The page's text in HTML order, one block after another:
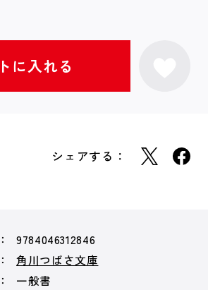
シェアする：
9784046312846
角川つばさ文庫
一般書